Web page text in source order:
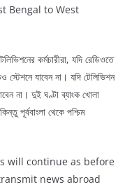
Bengal to West
কর্মচারীরা, যদি রেডিওতে
স্টেশনে যাবেন না। যদি টেলিভিশন
না। দুই ঘণ্টা ব্যাংক খোলা
পূর্ববাংলা থেকে পশ্চিম
will continue as before
news abroad